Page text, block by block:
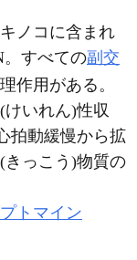
ノコに含まれ
。すべての副交
作用がある。
いれん)性収
拍動緩慢から拡
っこう)物質の
プトマイン